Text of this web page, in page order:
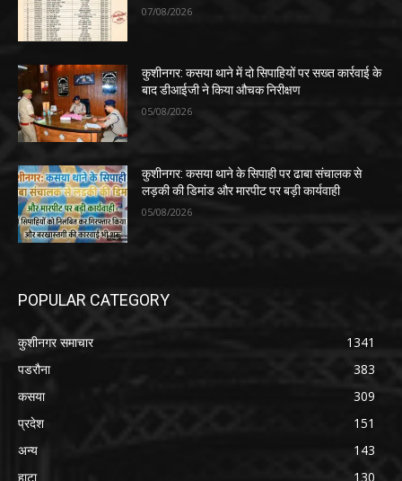
07/08/2026
कुशीनगर: कसया थाने में दो सिपाहियों पर सख्त कार्रवाई के
बाद डीआईजी ने किया औचक निरीक्षण
05/08/2026
कुशीनगर: कसया थाने के सिपाही पर ढाबा संचालक से
लड़की की डिमांड और मारपीट पर बड़ी कार्यवाही
05/08/2026
POPULAR CATEGORY
कुशीनगर समाचार
1341
पडरौना
383
कसया
309
प्रदेश
151
अन्य
143
हाटा
130